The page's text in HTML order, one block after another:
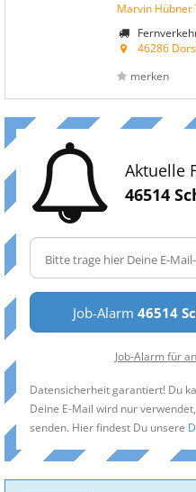
Marvin Hübner
46286
merken
Aktuelle
46514
Job-Alarm 46514
Job-Alarm für
Datensicherheit garantiert! Du
Deine E-Mail wird nur
senden. Hier findest Du unsere